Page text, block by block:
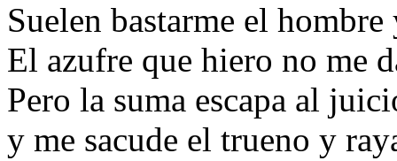
Suelen bastarme el
El azufre que hiero no me
Pero la suma escapa al
y me sacude el trueno y